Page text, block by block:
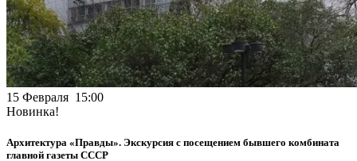
15 Февраля 15:00
Новинка!
Архитектура «Правды». Экскурсия с посещением бывшего комбината
главной газеты СССР